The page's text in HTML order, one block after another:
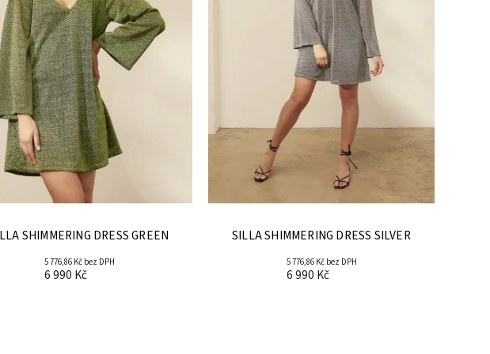
SHIMMERING DRESS GREEN
5 776,86 Kč bez DPH
6 990 Kč
SILLA SHIMMERING DRESS SILVER
5 776,86 Kč bez DPH
6 990 Kč